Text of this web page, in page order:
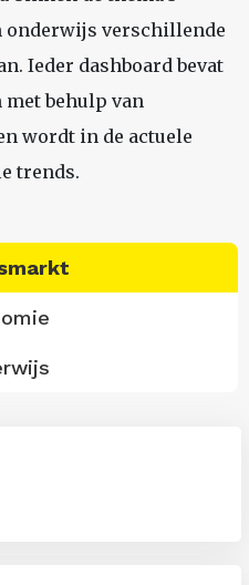
onderwijs verschillende
Ieder dashboard bevat
met behulp van
wordt in de actuele
trends.